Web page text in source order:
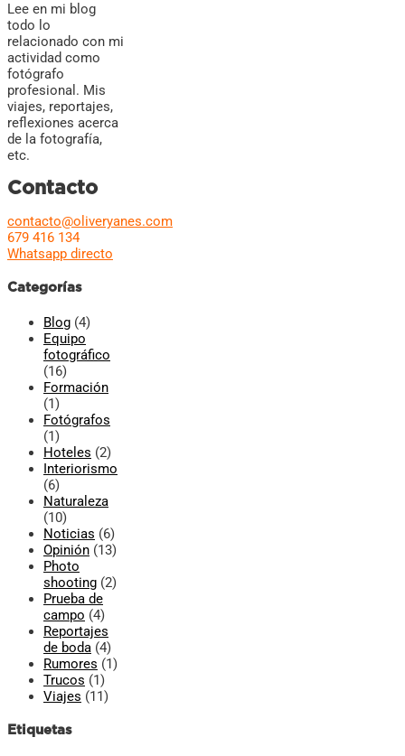
Lee en mi blog
todo lo
relacionado con mi
actividad como
fotógrafo
profesional. Mis
viajes, reportajes,
reflexiones acerca
de la fotografía,
etc.
Contacto
contacto@oliveryanes.com
679 416 134
Whatsapp directo
Categorías
Blog (4)
Equipo
fotográfico
(16)
Formación
(1)
Fotógrafos
(1)
Hoteles (2)
Interiorismo
(6)
Naturaleza
(10)
Noticias (6)
Opinión (13)
Photo
shooting (2)
Prueba de
campo (4)
Reportajes
de boda (4)
Rumores (1)
Trucos (1)
Viajes (11)
Etiquetas